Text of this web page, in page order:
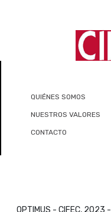
QUIÉNES SOMOS
NUESTROS VALORES
CONTACTO
OPTIMUS - CIFEC, 2023 -